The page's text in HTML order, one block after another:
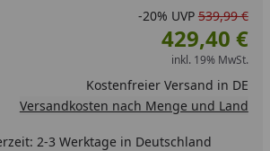
-20% UVP 539,99 €
429,40 €
inkl. 19% MwSt.
Kostenfreier Versand in DE
Versandkosten nach Menge und Land
2-3 Werktage in Deutschland